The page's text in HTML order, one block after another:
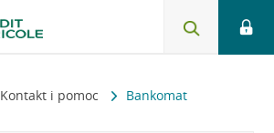
Kontakt i pomoc Bankomat